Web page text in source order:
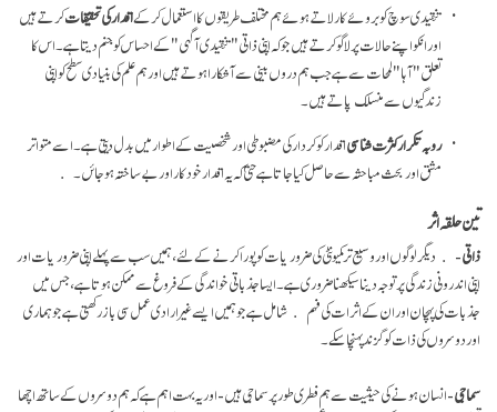
تنقیدی سوچ کو بروئے کار لاتے ہوئے ہم مختلف طریقوں کا استعمال کر کےاقدار کی تحقیقاتکرتے ہیں
اورانکو اپنے حالات پر لاگو کرتے ہیں جو کہ اپنی ذاتی "تنقیدی آگہی" کے احساس کو جنم دیتا ہے۔ اس کا
تعلق "آہا" لمحات سے ہے جب ہم دروں بینی سے آشکارا ہوتے ہیں اور ہم علم کی بنیادی سطح کو اپنی
زندگیوں سے منسلک پاتے ہیں۔
رو بہ تکرار کثرت شناسیاقدار کو کردار کی مضبوطی اور شخصیت کے اطوار میں بدل دیتی ہے۔ اسے متواتر
مشق اور بحث مباحثہ سے حاصل کیا جاتا ہے حتیٰ کہ یہ اقدار خود کار اور بے ساختہ ہو جائں۔
تین حلقہ اثر
ذاتی- دیگر لوگوں اور وسیع تر کمیونٹی کی ضروریات کو پورا کرنے کے لئے، ہمیں سب سے پہلے اپنی ضروریات اور
اپنی اندرونی زندگی پر توجہ دینا سیکھنا ضروری ہے۔ ایسا جذباتی خواندگی کے فروغ سے ممکن ہوتا ہے، جس میں
جذبات کی پہچان اور ان کے اثرات کی فہم شامل ہے جو ہمیں ایسے غیر ارادی عمل سی باز رکھتی ہے جو ہماری
اور دوسروں کی ذات کو گزند پہنچا سکے۔
سماجی- انسان ہونے کی حیثیت سے ہم فطری طور پر سماجی ہیں- اور یہ بہت اہم ہے کہ ہم دوسروں کے ساتھ اچھا